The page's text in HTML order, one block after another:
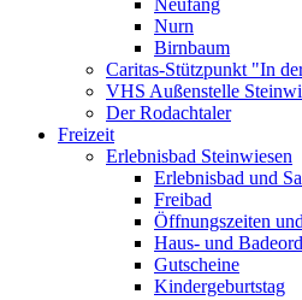
Neufang
Nurn
Birnbaum
Caritas-Stützpunkt "In
VHS Außenstelle
Der Rodachtaler
Freizeit
Erlebnisbad Steinwiesen
Erlebnisbad und
Freibad
Öffnungszeiten
Haus- und
Gutscheine
Kindergeburtstag